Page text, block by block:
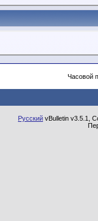
Часовой
Русский vBulletin v3.5.1,